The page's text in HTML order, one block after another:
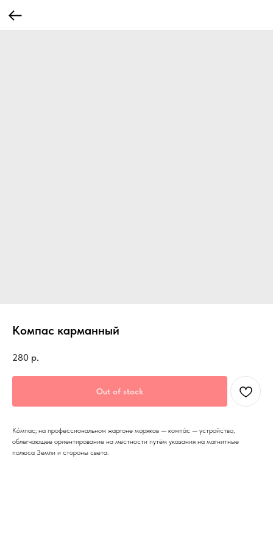
Компас карманный
280 р.
Out of stock
Ко́мпас; на профессиональном жаргоне моряков — компа́с — устройство,
облегчающее ориентирование на местности путём указания на магнитные
полюса Земли и стороны света.